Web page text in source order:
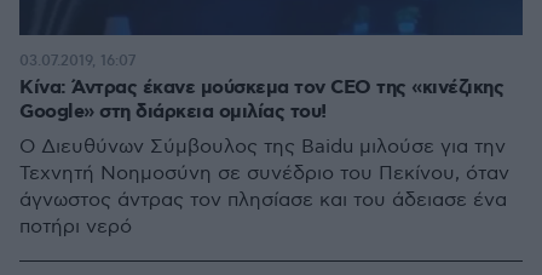
Κίνα: Άντρας έκανε μούσκεμα τον CEO της «κινέζικης
Google» στη διάρκεια ομιλίας του!
Ο Διευθύνων Σύμβουλος της Baidu μιλούσε για την
Τεχνητή Νοημοσύνη σε συνέδριο του Πεκίνου, όταν
άγνωστος άντρας τον πλησίασε και του άδειασε ένα
ποτήρι νερό
03.07.2019, 16:07